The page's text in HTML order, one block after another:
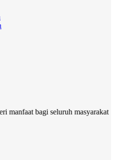
bagi seluruh masyarakat